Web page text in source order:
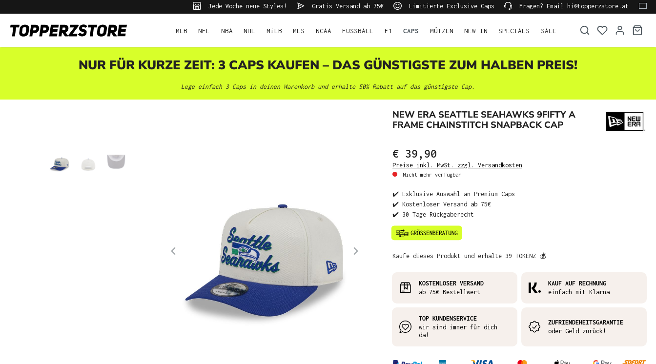
Jede Woche neue Styles! Gratis Versand ab 75€ Limitierte Exclusive Caps Fragen? Email hi@topperzstore.at
MLB NFL NBA NHL MiLB MLS NCAA FUSSBALL F1 CAPS MÜTZEN NEW IN SPECIALS SALE
NUR FÜR KURZE ZEIT: 3 CAPS KAUFEN – DAS GÜNSTIGSTE ZUM HALBEN PREIS!
Lege einfach 3 Caps in deinen Warenkorb und erhalte 50% Rabatt auf das günstigste Cap.
NEW ERA SEATTLE SEAHAWKS 9FIFTY A
FRAME CHAINSTITCH SNAPBACK CAP
€ 39,90
Preise inkl. MwSt. zzgl. Versandkosten
Nicht mehr verfügbar
✔️ Exklusive Auswahl an Premium Caps
✔️ Kostenloser Versand ab 75€
✔️ 30 Tage Rückgaberecht
Kaufe dieses Produkt und erhalte 39 TOKENZ 💰
KOSTENLOSER VERSAND
ab 75€ Bestellwert
KAUF AUF RECHNUNG
einfach mit Klarna
TOP KUNDENSERVICE
wir sind immer für dich
da!
ZUFRIENDEHEITSGARANTIE
oder Geld zurück!